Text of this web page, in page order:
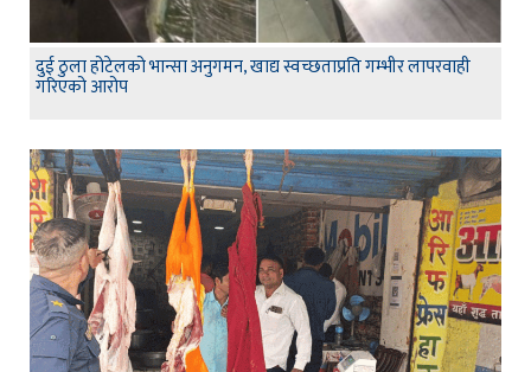
दुई ठुला होटेलको भान्सा अनुगमन, खाद्य स्वच्छताप्रति गम्भीर लापरवाही
गरिएको आरोप